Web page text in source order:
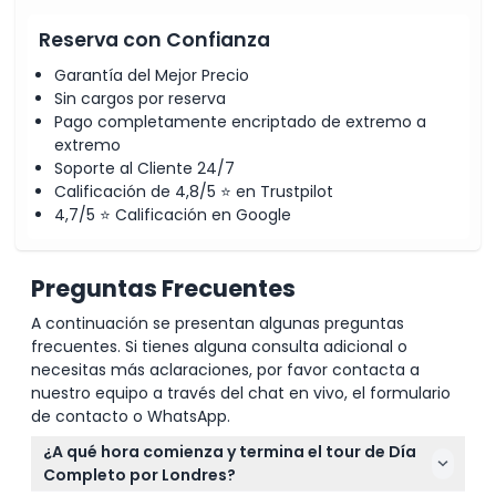
Reserva con Confianza
Garantía del Mejor Precio
Sin cargos por reserva
Pago completamente encriptado de extremo a
extremo
Soporte al Cliente 24/7
Calificación de 4,8/5 ⭐ en Trustpilot
4,7/5 ⭐ Calificación en Google
Preguntas Frecuentes
A continuación se presentan algunas preguntas
frecuentes. Si tienes alguna consulta adicional o
necesitas más aclaraciones, por favor contacta a
nuestro equipo a través del chat en vivo, el formulario
de contacto o WhatsApp.
¿A qué hora comienza y termina el tour de Día
Completo por Londres?